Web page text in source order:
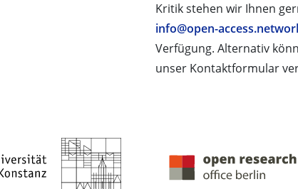
Kritik stehen wir Ihnen
info@open-
Verfügung. Alternativ
unser Kontaktformular